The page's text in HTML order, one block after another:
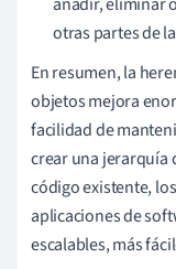
otras partes de
En resumen, la
objetos mejora
facilidad de
crear una jerarquía
código existente,
aplicaciones de
escalables, más